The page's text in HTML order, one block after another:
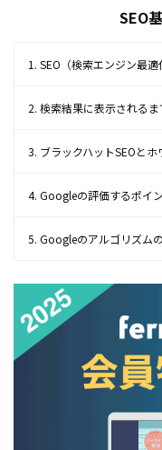
SEO
1. SEO（検索エンジン最
2. 検索結果に表示される
3. ブラックハットSEOとホ
4. Googleの評価するポイ
5. Googleのアルゴリズム